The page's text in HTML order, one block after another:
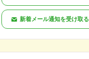
新着メール通知を受け取る